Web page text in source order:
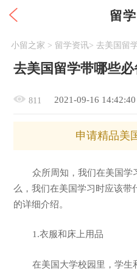
留
小留之家 > 留学资讯> 去美国留
去美国留学带哪些
811 2021-09-16 14:42:40
申请精品美
众所周知，我们在美国学
么，我们在美国学习时应该带
的详细介绍。
1.衣服和床上用品
在美国大学校园里，学生